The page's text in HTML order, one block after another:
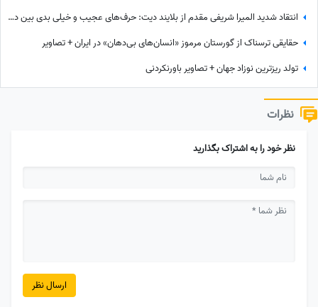
انتقاد شدید المیرا شریفی مقدم از بلایند دیت: حرف‌های عجیب و خیلی بدی بین دختر و پسرها رد و بدل میشد + ویدئو
حقایقی ترسناک از گورستان مرموز «انسان‌های بی‌دهان» در ایران + تصاویر
تولد ریزترین نوزاد جهان + تصاویر باورنکردنی
نظرات
نظر خود را به اشتراک بگذارید
ارسال نظر